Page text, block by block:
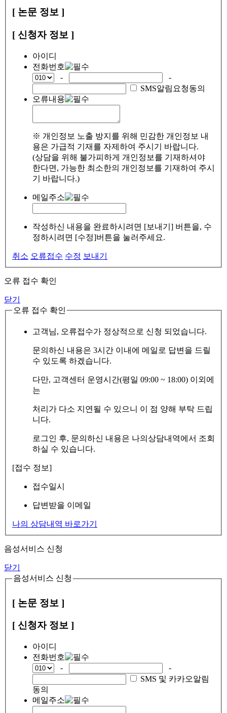
[ 논문 정보 ]
[ 신청자 정보 ]
아이디
전화번호
-
-
SMS알림요청동의
오류내용
※ 개인정보 노출 방지를 위해 민감한 개인정보 내
용은 가급적 기재를 자제하여 주시기 바랍니다.
(상담을 위해 불가피하게 개인정보를 기재하셔야
한다면, 가능한 최소한의 개인정보를 기재하여 주시
기 바랍니다.)
메일주소
작성하신 내용을 완료하시려면 [보내기] 버튼을, 수
정하시려면 [수정]버튼을 눌러주세요.
취소 오류접수 수정 보내기
오류 접수 확인
닫기
오류 접수 확인
고객님, 오류접수가 정상적으로 신청 되었습니다.
문의하신 내용은 3시간 이내에 메일로 답변을 드릴
수 있도록 하겠습니다.
다만, 고객센터 운영시간(평일 09:00 ~ 18:00) 이외에
는
처리가 다소 지연될 수 있으니 이 점 양해 부탁 드립
니다.
로그인 후, 문의하신 내용은 나의상담내역에서 조회
하실 수 있습니다.
[접수 정보]
접수일시
답변받을 이메일
나의 상담내역 바로가기
음성서비스 신청
닫기
음성서비스 신청
[ 논문 정보 ]
[ 신청자 정보 ]
아이디
전화번호
-
-
SMS 및 카카오알림
동의
메일주소